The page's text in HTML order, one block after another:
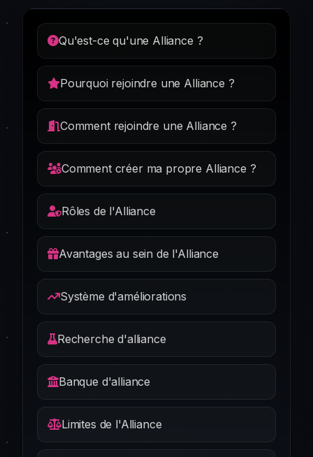
Qu'est-ce qu'une Alliance ?
Pourquoi rejoindre une Alliance ?
Comment rejoindre une Alliance ?
Comment créer ma propre Alliance ?
Rôles de l'Alliance
Avantages au sein de l'Alliance
Système d'améliorations
Recherche d'alliance
Banque d'alliance
Limites de l'Alliance